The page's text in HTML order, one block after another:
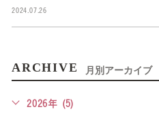
2024.07.26
ARCHIVE 月別アーカイブ
2026年 (5)